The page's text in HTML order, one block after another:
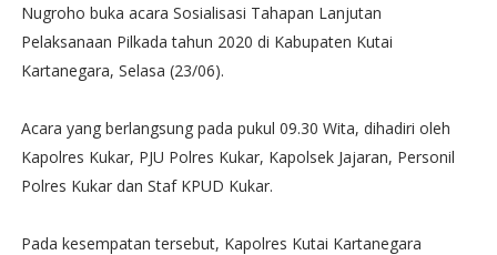
Nugroho buka acara Sosialisasi Tahapan Lanjutan
Pelaksanaan Pilkada tahun 2020 di Kabupaten Kutai
Kartanegara, Selasa (23/06).
Acara yang berlangsung pada pukul 09.30 Wita, dihadiri oleh
Kapolres Kukar, PJU Polres Kukar, Kapolsek Jajaran, Personil
Polres Kukar dan Staf KPUD Kukar.
Pada kesempatan tersebut, Kapolres Kutai Kartanegara